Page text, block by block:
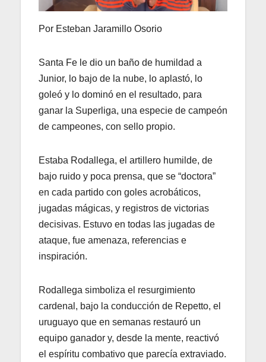
Por Esteban Jaramillo Osorio
Santa Fe le dio un baño de humildad a
Junior, lo bajo de la nube, lo aplastó, lo
goleó y lo dominó en el resultado, para
ganar la Superliga, una especie de campeón
de campeones, con sello propio.
Estaba Rodallega, el artillero humilde, de
bajo ruido y poca prensa, que se “doctora”
en cada partido con goles acrobáticos,
jugadas mágicas, y registros de victorias
decisivas. Estuvo en todas las jugadas de
ataque, fue amenaza, referencias e
inspiración.
Rodallega simboliza el resurgimiento
cardenal, bajo la conducción de Repetto, el
uruguayo que en semanas restauró un
equipo ganador y, desde la mente, reactivó
el espíritu combativo que parecía extraviado.